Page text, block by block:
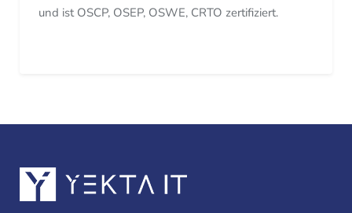
und ist OSCP, OSEP, OSWE, CRTO zertifiziert.